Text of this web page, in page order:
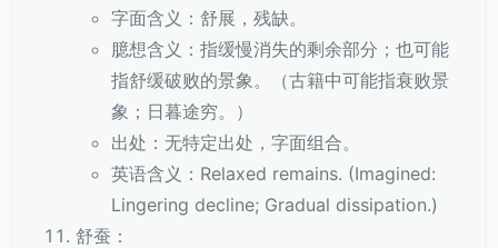
字面含义：舒展，残缺。
臆想含义：指缓慢消失的剩余部分；也可能
指舒缓破败的景象。（古籍中可能指衰败景
象；日暮途穷。）
出处：无特定出处，字面组合。
英语含义：Relaxed remains. (Imagined:
Lingering decline; Gradual dissipation.)
舒蚕：